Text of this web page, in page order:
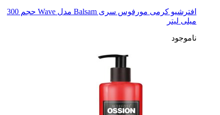
افترشیو کرمی مورفوس سری Balsam مدل Wave حجم 300
میلی لیتر
ناموجود